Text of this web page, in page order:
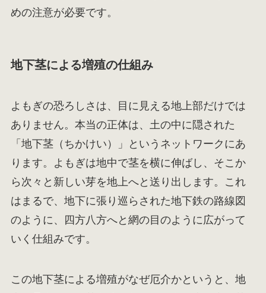
めの注意が必要です。
地下茎による増殖の仕組み
よもぎの恐ろしさは、目に見える地上部だけでは
ありません。本当の正体は、土の中に隠された
「地下茎（ちかけい）」というネットワークにあ
ります。よもぎは地中で茎を横に伸ばし、そこか
ら次々と新しい芽を地上へと送り出します。これ
はまるで、地下に張り巡らされた地下鉄の路線図
のように、四方八方へと網の目のように広がって
いく仕組みです。
この地下茎による増殖がなぜ厄介かというと、地